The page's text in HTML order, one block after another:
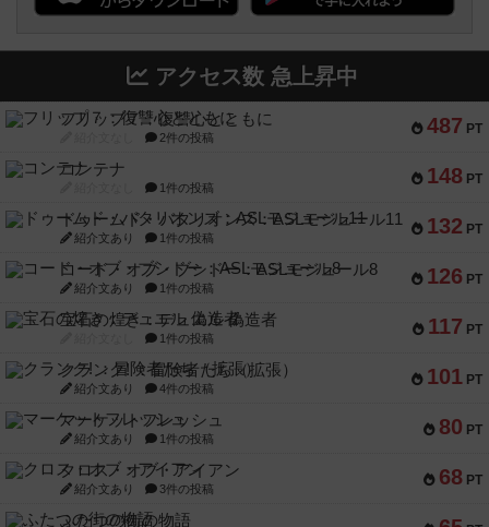
アクセス数 急上昇中
487 PT
フリップ７：復讐心とともに
2件の投稿
148 PT
コンテナ
1件の投稿
132 PT
ドゥームド・バタリオンズ：ASLモジュール11
紹介文あり 1件の投稿
126 PT
コード・オブ・ブシドー：ASLモジュール8
紹介文あり 1件の投稿
117 PT
宝石の煌き：デュエル 偽造者
1件の投稿
101 PT
クランク! ：冒険者たち（拡張）
紹介文あり 4件の投稿
80 PT
マーケットフレッシュ
紹介文あり 1件の投稿
68 PT
クロス・オブ・アイアン
紹介文あり 3件の投稿
ふたつの街の物語